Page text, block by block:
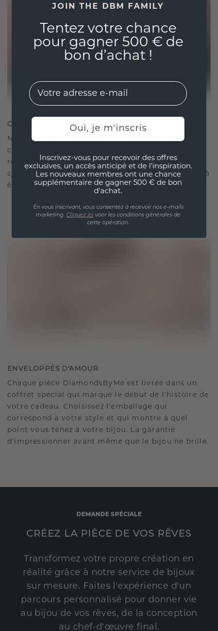
CRÉÉ POUR LA CONNEXION
Notre philosophie en matière de design est de
créer des liens, chaque pièce étant conçue pour
résister à l'épreuve du temps. Elle devient votre
symbole d'amour et de moments chéris, destinée à
être portée et chérie pour toujours.
ENVELOPPÉS D'AMOUR
Chaque pièce DiamondsByMe est livrée dans un
coffret spécial qui marque le début de l'histoire de
votre cadeau. Choisissez l'emballage qui
correspond à votre style et qui montre à quel
point vous tenez à votre bijou. La garantie
d'impressionner avant même que le bijou ne brille.
DEMANDE SPÉCIALE
CRÉEZ LA PIÈCE DE VOS RÊVES
Transformez votre propre création en
réalité grâce à notre service de bijoux
sur mesure. Faites l'expérience d'un
parcours personnalisé pour donner vie
au bijou de vos rêves, de la conception
au chef-d'œuvre final.
JOIN THE DBM FAMILY
Tentez votre chance
pour gagner 500 € de
bon d’achat !
EMail
Oui, je m'inscris
Inscrivez-vous pour recevoir des offres
exclusives, un accès anticipé et de l'inspiration.
Les nouveaux membres ont une chance
supplémentaire de gagner 500 € de bon
d'achat.
En vous inscrivant, vous consentez à recevoir nos e-mails
marketing. Cliquez ici voor les conditions générales de
cette opération.